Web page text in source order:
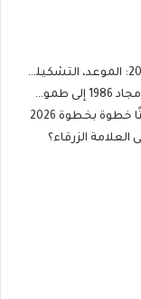
2026
بخطوة 2026
الزرقاء؟